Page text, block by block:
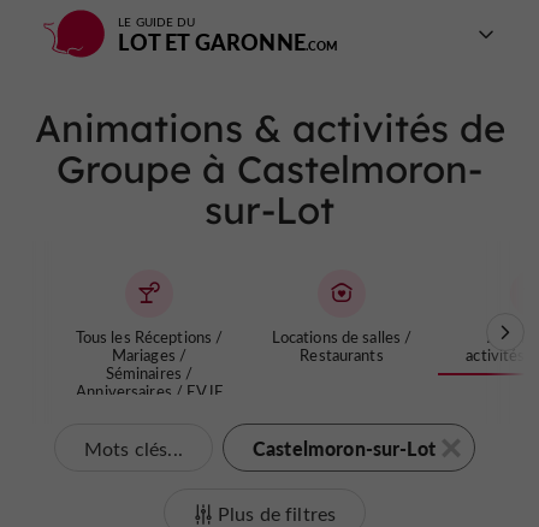
LE GUIDE DU
LOT ET GARONNE
Animations & activités de
Groupe à Castelmoron-
sur-Lot
Tous les Réceptions /
Mariages /
Séminaires /
Anniversaires / EVJF
Locations de salles /
Restaurants
activités
Mots clés... Castelmoron-sur-Lot
Plus de filtres